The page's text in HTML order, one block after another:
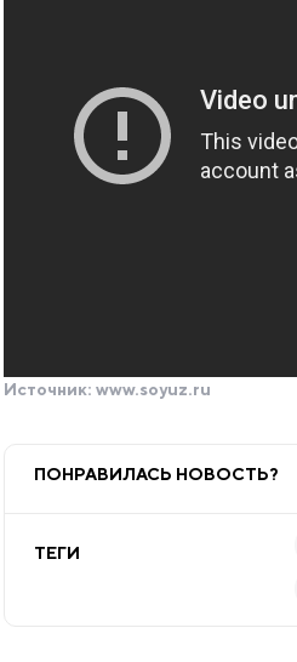
Источник: www.soyuz.ru
ПОНРАВИЛАСЬ НОВОСТЬ?
ТЕГИ